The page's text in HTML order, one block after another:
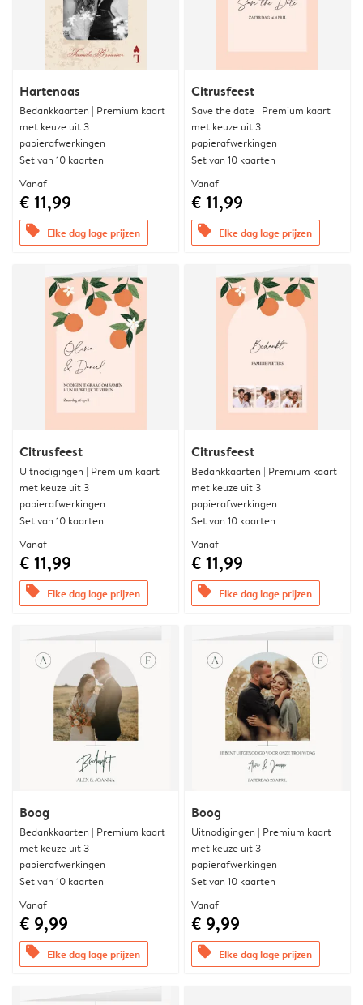
Hartenaas
Bedankkaarten | Premium kaart
met keuze uit 3
papierafwerkingen
Set van 10 kaarten
Vanaf
€ 11,99
offers Elke dag lage prijzen
Citrusfeest
Save the date | Premium kaart
met keuze uit 3
papierafwerkingen
Set van 10 kaarten
Vanaf
€ 11,99
offers Elke dag lage prijzen
Citrusfeest
Uitnodigingen | Premium kaart
met keuze uit 3
papierafwerkingen
Set van 10 kaarten
Vanaf
€ 11,99
offers Elke dag lage prijzen
Citrusfeest
Bedankkaarten | Premium kaart
met keuze uit 3
papierafwerkingen
Set van 10 kaarten
Vanaf
€ 11,99
offers Elke dag lage prijzen
Boog
Bedankkaarten | Premium kaart
met keuze uit 3
papierafwerkingen
Set van 10 kaarten
Vanaf
€ 9,99
offers Elke dag lage prijzen
Boog
Uitnodigingen | Premium kaart
met keuze uit 3
papierafwerkingen
Set van 10 kaarten
Vanaf
€ 9,99
offers Elke dag lage prijzen